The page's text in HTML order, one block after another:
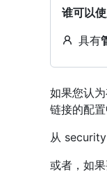
谁可以
具有
如果您认
链接的配
从
或者，如